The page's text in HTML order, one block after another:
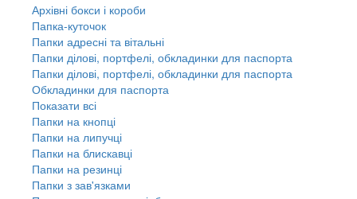
Архівні бокси і короби
Папка-куточок
Папки адресні та вітальні
Папки ділові, портфелі, обкладинки для паспорта
Папки ділові, портфелі, обкладинки для паспорта
Обкладинки для паспорта
Показати всі
Папки на кнопці
Папки на липучці
Папки на блискавці
Папки на резинці
Папки з зав'язками